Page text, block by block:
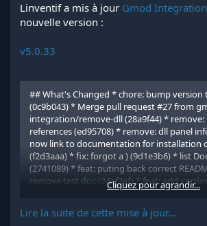
Linventif a mis à jour Gmod
nouvelle version :
v5.0.33
## What's Changed * chore: bump version
(0c9b043) * Merge pull request #27 from
integration/remove-dll (28a9f44) * remove:
references (ed95708) * remove: dll panel
now link to documentation for installation
(f2d3aaa) * fix: forgot a ) (9d1e3b6) * list
(2741089) * feat: puting back correct
remove test doc (24af3ef) * feat: add
(bb46e80) * feat: add version comparator
Cliquez pour agrandir...
Lire la suite de cette mise à jour...